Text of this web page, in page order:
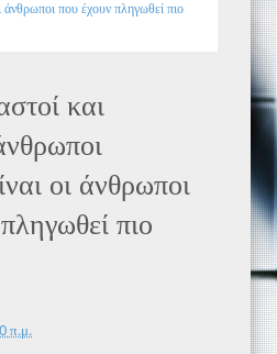
άνθρωποι που έχουν πληγωθεί πιο
και
οι άνθρωποι
πιο
π.μ.